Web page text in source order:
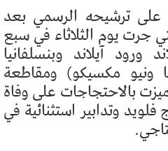
(77 عاما) على ترشيحه الرسمي بعد
جرت يوم الثلاثاء في سبع
ورود آيلاند وبنسلفانيا
ونيو مكسيكو) ومقاطعة
بالاحتجاجات على وفاة
وتدابير استثنائية في